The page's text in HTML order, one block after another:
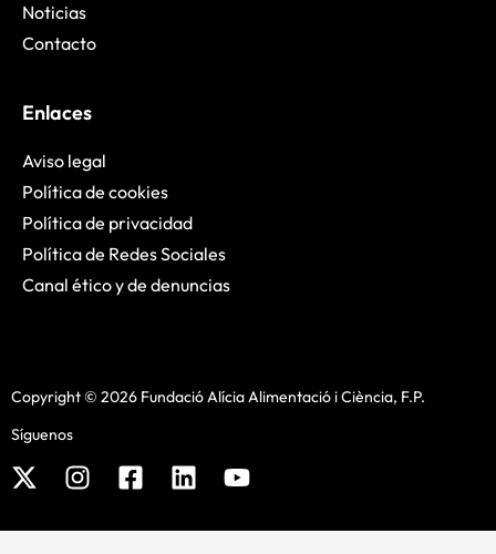
Noticias
Contacto
Enlaces
Aviso legal
Política de cookies
Política de privacidad
Política de Redes Sociales
Canal ético y de denuncias
Copyright © 2026 Fundació Alícia Alimentació i Ciència, F.P.
Síguenos